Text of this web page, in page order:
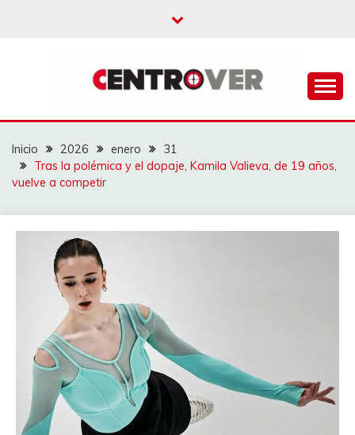
CENTROVER
NOTICIAS
Inicio 2026 enero
31
Tras la polémica y el dopaje, Kamila Valieva, de 19 años,
vuelve a competir